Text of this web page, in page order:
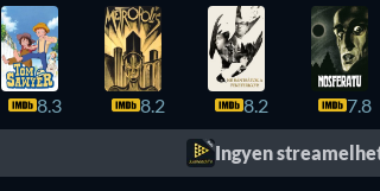
8.3 8.2 8.2 7.8
Ingyen